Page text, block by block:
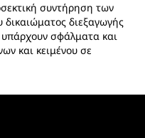
για την προώθηση
με ψύξη
αέρα
συντήρηση των
διεξαγωγής
σφάλματα και
και κειμένου σε